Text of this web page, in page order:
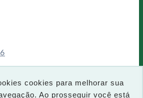
cookies para melhorar sua
Ao prosseguir você está